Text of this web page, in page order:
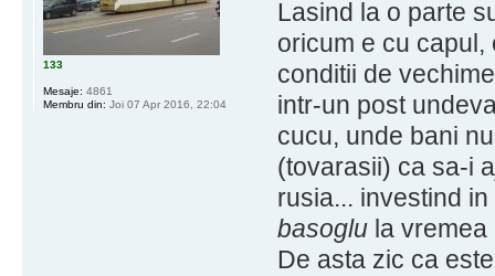
Lasind la o parte
oricum e cu
conditii de
intr-un post
cucu, unde bani
(tovarasii) ca sa-i
rusia... investind
basoglula vremea
De asta zic ca
133
Mesaje: 4861
Membru din: Joi 07 Apr 2016, 22:04